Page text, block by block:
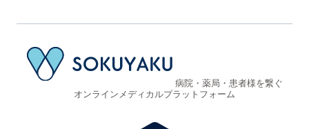
病院・薬局・患者様を繋ぐ
オンラインメディカルプラットフォーム